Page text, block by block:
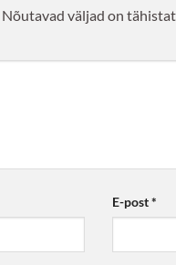
Nõutavad väljad on
E-post*